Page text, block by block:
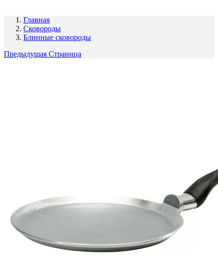
Главная
Сковороды
Блинные сковороды
Предыдущая Страница